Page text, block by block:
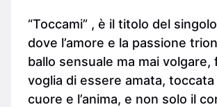
“Toccami” , è il titolo del
dove l’amore e la passione
ballo sensuale ma mai volgare,
voglia di essere amata, toccata
cuore e l’anima, e non solo il